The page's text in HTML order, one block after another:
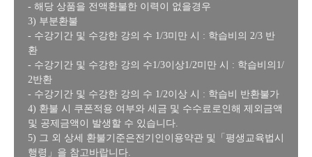
- 해당 상품을 전액환불한 이력이 없을경우
3) 부분환불
- 수강기간 및 수강한 강의 수 1/3미만 시 : 학습비의 2/3 반
환
- 수강기간 및 수강한 강의 수1/3이상1/2미만 시 : 학습비의1/
2반환
- 수강기간 및 수강한 강의 수 1/2이상 시 : 학습비 반환불가
4) 환불 시 쿠폰적용 여부와 세금 및 수수료로인해 제외금액
및 공제금액이 발생할 수 있습니다.
5) 그 외 상세 환불기준은전기인이용약관 및「평생교육법시
행령」을 참고바랍니다.